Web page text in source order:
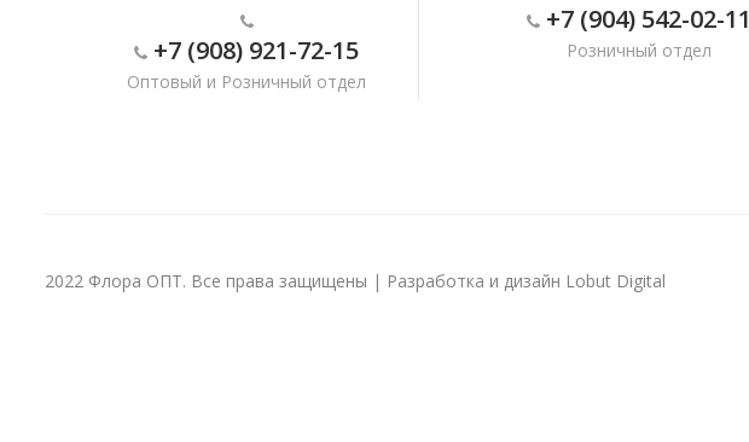
+7 (908) 921-72-15
Оптовый и Розничный отдел
+7 (904) 542-02-11
Розничный отдел
2022 Флора ОПТ. Все права защищены | Разработка и дизайн Lobut Digital